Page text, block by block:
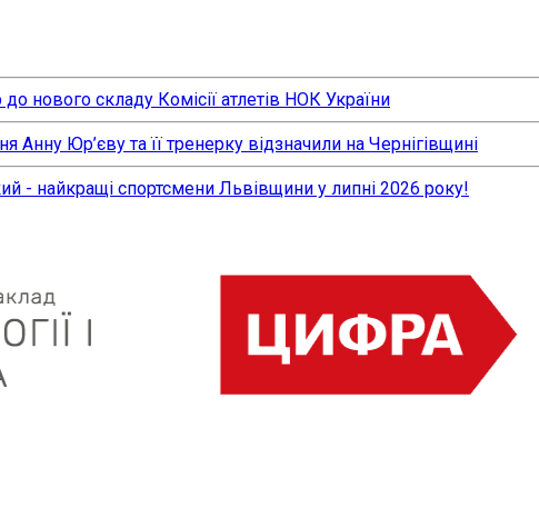
нового складу Комісії атлетів НОК України
Анну Юр’єву та її тренерку відзначили на Чернігівщині
- найкращі спортсмени Львівщини у липні 2026 року!